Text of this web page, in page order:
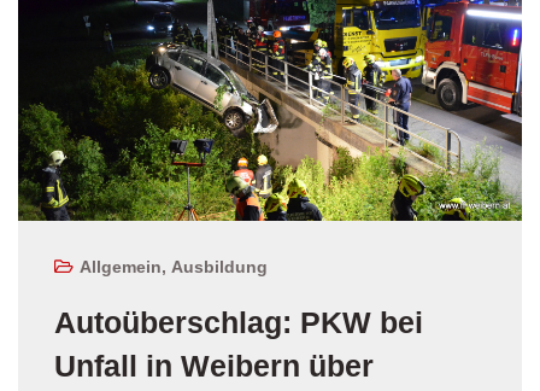
Allgemein, Ausbildung
Autoüberschlag: PKW bei
Unfall in Weibern über